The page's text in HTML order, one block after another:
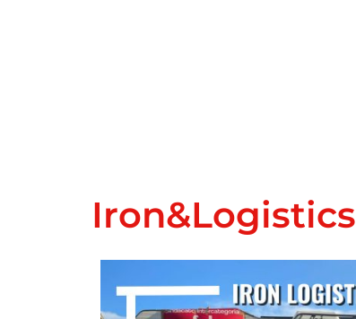
Iron&Logistics